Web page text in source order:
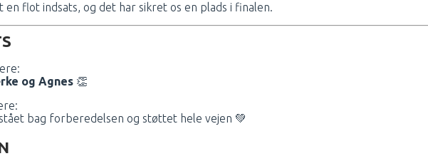
flot indsats, og det har sikret os en plads i finalen.
og Agnes 👏
bag forberedelsen og støttet hele vejen 💚